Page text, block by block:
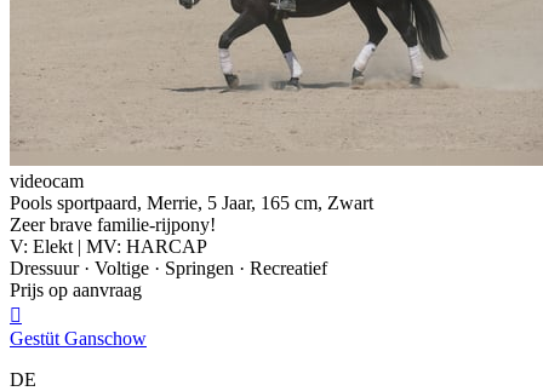
videocam
Pools sportpaard, Merrie, 5 Jaar, 165 cm, Zwart
Zeer brave familie-rijpony!
V: Elekt | MV: HARCAP
Dressuur · Voltige · Springen · Recreatief
Prijs op aanvraag

Gestüt Ganschow
DE